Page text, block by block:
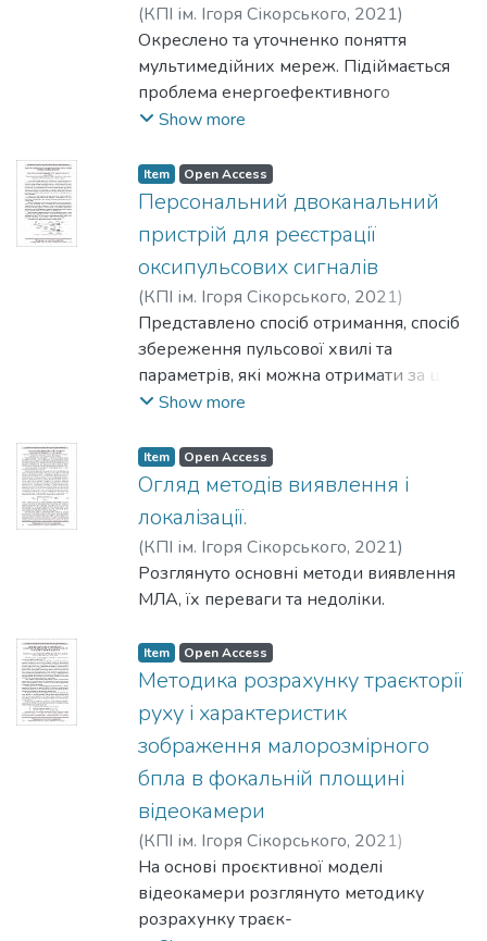
(КПІ ім. Ігоря Сікорського, 2021)
Lavrinenko, Vladyslav
Окреслено та уточненко поняття
мультимедійних мереж. Підіймається
проблема енергоефективного
використання ресурсів, вуглецевого
контексті мереж 5-го покоління.
Вказані основні парадигми та необхідні
для цього технології, зокрема виділено
технології гетерогенних мереж,
неортогонального множинного доступу
та MIMO.
Show more
Item Open Access
Персональний двоканальний
пристрій для реєстрації
оксипульсових сигналів
(КПІ ім. Ігоря Сікорського, 2021)
Зіменко, Д. О.; Матрофайло, Н. І.; Гусєва,
О. В.
Представлено спосіб отримання, спосіб
збереження пульсової хвилі та
параметрів, які можна отримати за цих
даних. Розглянуто реалізацію даного
Show more
Item Open Access
Огляд методів виявлення і
локалізації.
(КПІ ім. Ігоря Сікорського, 2021)
Сокольський, С. О.;Мовчанюк, А. В.
Розглянуто основні методи виявлення
МЛА, їх переваги та недоліки.
Item Open Access
Методика розрахунку траєкторії
руху і характеристик
зображення малорозмірного
бпла в фокальній площині
відеокамери
(КПІ ім. Ігоря Сікорського, 2021)
Герасименко, А. О.;Крот, Ю. Ю.
Я.
На основі проєктивної моделі
відеокамери розглянуто методику
розрахунку траєк-